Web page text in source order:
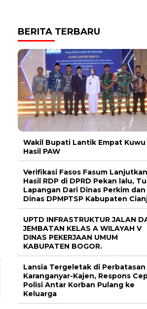
BERITA TERBARU
Wakil Bupati Lantik Empat Kuwu
Hasil PAW
Verifikasi Fasos Fasum Lanjutkan
Hasil RDP di DPRD Pekan lalu,
Lapangan Dari Dinas Perkim dan
Dinas DPMPTSP Kabupaten
UPTD INFRASTRUKTUR JALAN
JEMBATAN KELAS A WILAYAH V
DINAS PEKERJAAN UMUM
KABUPATEN BOGOR.
Lansia Tergeletak di Perbatasan
Karanganyar-Kajen, Respons
Polisi Antar Korban Pulang ke
Keluarga